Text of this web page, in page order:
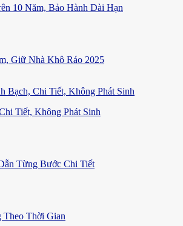
10 Năm, Bảo Hành Dài Hạn
Giữ Nhà Khô Ráo 2025
Tiết, Không Phát Sinh
Từng Bước Chi Tiết
Theo Thời Gian